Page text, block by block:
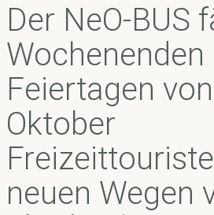
Der NeO-BUS
Wochenenden
Feiertagen
Oktober
neuen Wegen